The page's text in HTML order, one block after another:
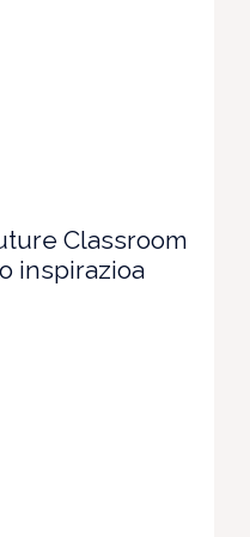
Classroom
inspirazioa